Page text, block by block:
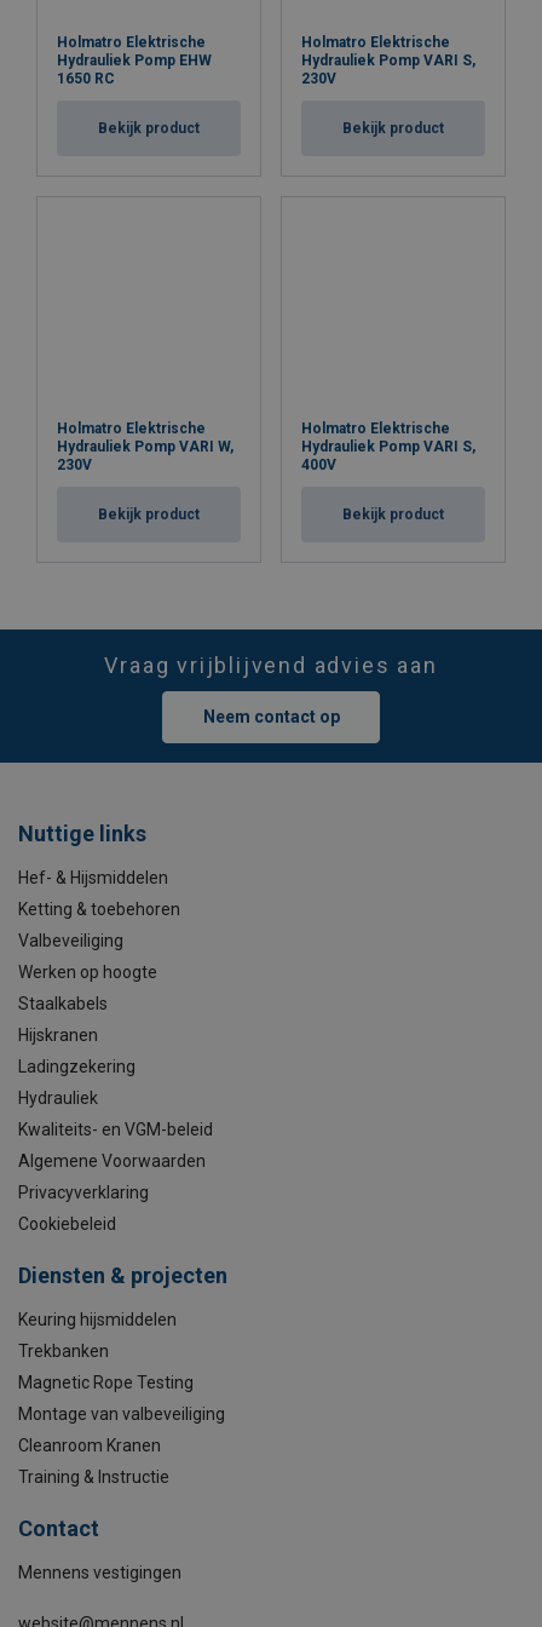
Holmatro Elektrische
Hydrauliek Pomp EHW
1650 RC
Bekijk product
Holmatro Elektrische
Hydrauliek Pomp VARI S,
230V
Bekijk product
Holmatro Elektrische
Hydrauliek Pomp VARI W,
230V
Bekijk product
Holmatro Elektrische
Hydrauliek Pomp VARI S,
400V
Bekijk product
Vraag vrijblijvend advies aan
Neem contact op
Nuttige links
Hef- & Hijsmiddelen
Ketting & toebehoren
Valbeveiliging
Werken op hoogte
Staalkabels
Hijskranen
Ladingzekering
Hydrauliek
Kwaliteits- en VGM-beleid
Algemene Voorwaarden
Privacyverklaring
Cookiebeleid
Diensten & projecten
Keuring hijsmiddelen
Trekbanken
Magnetic Rope Testing
Montage van valbeveiliging
Cleanroom Kranen
Training & Instructie
Contact
Mennens vestigingen